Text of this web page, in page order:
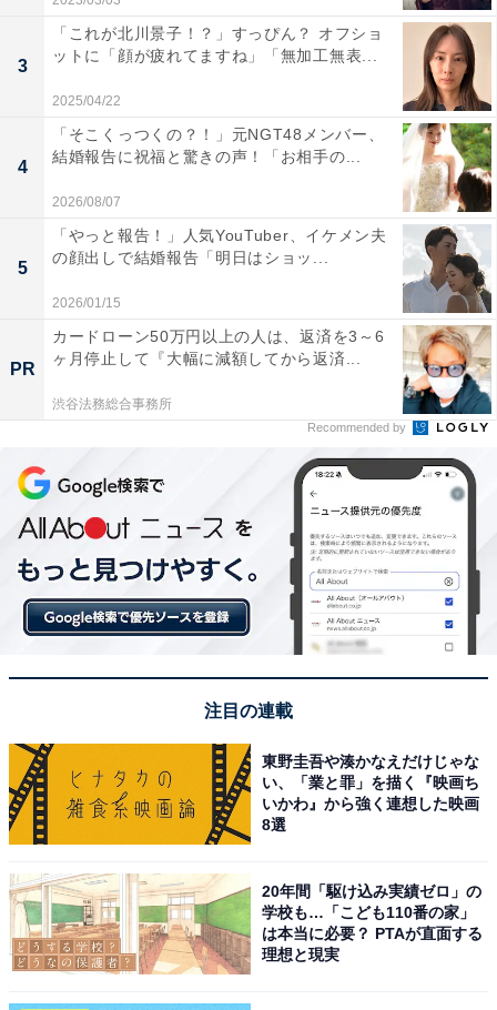
3
「これが北川景子！？」すっぴん？ オフショ
ットに「顔が疲れてますね」「無加工無表...
2025/04/22
4
「そこくっつくの？！」元NGT48メンバー、
結婚報告に祝福と驚きの声！「お相手の...
2026/08/07
5
「やっと報告！」人気YouTuber、イケメン夫
の顔出しで結婚報告「明日はショッ...
2026/01/15
PR
カードローン50万円以上の人は、返済を3～6
ヶ月停止して『大幅に減額してから返済...
渋谷法務総合事務所
Recommended by
注目の連載
東野圭吾や湊かなえだけじゃな
い、「業と罪」を描く『映画ち
いかわ』から強く連想した映画
8選
20年間「駆け込み実績ゼロ」の
学校も…「こども110番の家」
は本当に必要？ PTAが直面する
理想と現実